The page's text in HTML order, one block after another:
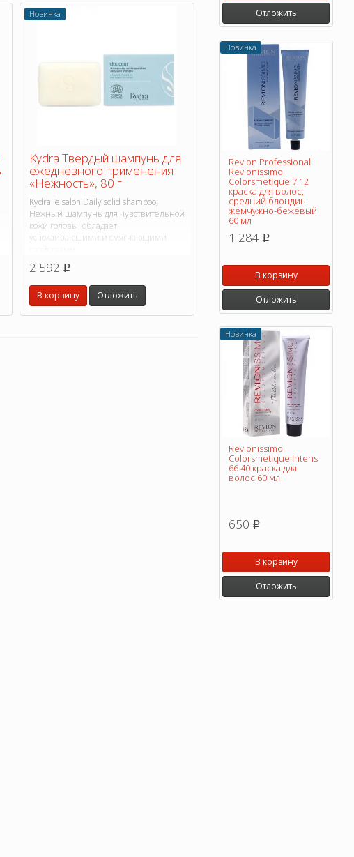
Новинка
Kydra Твердый шампунь для
ежедневного применения
«Нежность», 80 г
Kydra le salon Daily solid shampoo,
Нежный шампунь для чувствительной
кожи головы, обладает
успокаивающими и смягчающими
2 592 p
В корзину Отложить
Отложить
Новинка
Revlon Professional
Revlonissimo
Colorsmetique 7.12
краска для волос,
средний блондин
жемчужно-бежевый
60 мл
1 284 p
В корзину
Отложить
Новинка
Revlonissimo
Colorsmetique Intens
66.40 краска для
волос 60 мл
650 p
В корзину
Отложить